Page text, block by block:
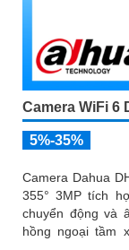
Camera WiFi 6
5%-35%
Camera Dahua
355° 3MP tích
chuyển động và
hồng ngoại tầm